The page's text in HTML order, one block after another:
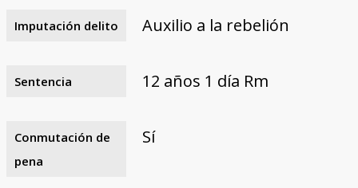
Imputación delito Auxilio a la rebelión
Sentencia 12 años 1 día Rm
Conmutación de
pena
Sí